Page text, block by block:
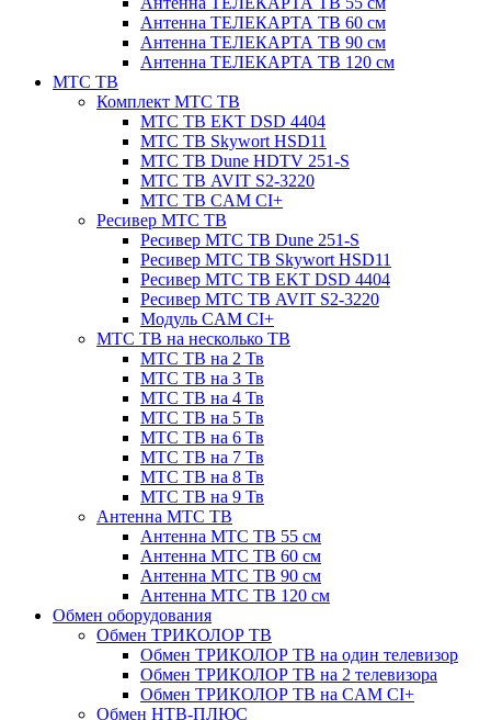
Антенна ТЕЛЕКАРТА ТВ 60 см
Антенна ТЕЛЕКАРТА ТВ 90 см
Антенна ТЕЛЕКАРТА ТВ 120 см
МТС ТВ
Комплект МТС ТВ
МТС ТВ EKT DSD 4404
МТС ТВ Skywort HSD11
МТС ТВ Dune HDTV 251-S
МТС ТВ AVIT S2-3220
МТС ТВ CAM CI+
Ресивер МТС ТВ
Ресивер МТС ТВ Dune 251-S
Ресивер МТС ТВ Skywort HSD11
Ресивер МТС ТВ EKT DSD 4404
Ресивер МТС ТВ AVIT S2-3220
Модуль CAM CI+
МТС ТВ на несколько ТВ
МТС ТВ на 2 Тв
МТС ТВ на 3 Тв
МТС ТВ на 4 Тв
МТС ТВ на 5 Тв
МТС ТВ на 6 Тв
МТС ТВ на 7 Тв
МТС ТВ на 8 Тв
МТС ТВ на 9 Тв
Антенна МТС ТВ
Антенна МТС ТВ 55 см
Антенна МТС ТВ 60 см
Антенна МТС ТВ 90 см
Антенна МТС ТВ 120 см
Обмен оборудования
Обмен ТРИКОЛОР ТВ
Обмен ТРИКОЛОР ТВ на один телевизор
Обмен ТРИКОЛОР ТВ на 2 телевизора
Обмен ТРИКОЛОР ТВ на CAM CI+
Обмен НТВ-ПЛЮС